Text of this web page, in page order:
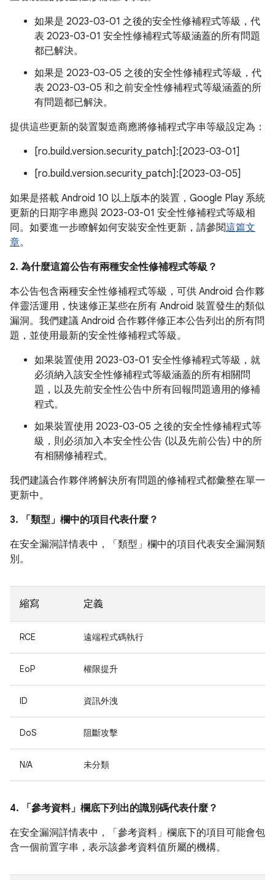
如果是 2023-03-01 之後的安全性修補程式等級，代
表 2023-03-01 安全性修補程式等級涵蓋的所有問題
都已解決。
如果是 2023-03-05 之後的安全性修補程式等級，代
表 2023-03-05 和之前安全性修補程式等級涵蓋的所
有問題都已解決。
提供這些更新的裝置製造商應將修補程式字串等級設定為：
[ro.build.version.security_patch]:[2023-03-01]
[ro.build.version.security_patch]:[2023-03-05]
如果是搭載 Android 10 以上版本的裝置，Google Play 系統
更新的日期字串應與 2023-03-01 安全性修補程式等級相
同。如要進一步瞭解如何安裝安全性更新，請參閱這篇文
章。
2. 為什麼這篇公告有兩種安全性修補程式等級？
本公告包含兩種安全性修補程式等級，可供 Android 合作夥
伴靈活運用，快速修正某些在所有 Android 裝置發生的類似
漏洞。我們建議 Android 合作夥伴修正本公告列出的所有問
題，並使用最新的安全性修補程式等級。
如果裝置使用 2023-03-01 安全性修補程式等級，就
必須納入該安全性修補程式等級涵蓋的所有相關問
題，以及先前安全性公告中所有回報問題適用的修補
程式。
如果裝置使用 2023-03-05 之後的安全性修補程式等
級，則必須加入本安全性公告 (以及先前公告) 中的所
有相關修補程式。
我們建議合作夥伴將解決所有問題的修補程式都彙整在單一
更新中。
3. 「類型」 欄中的項目代表什麼？
在安全漏洞詳情表中，「類型」 欄中的項目代表安全漏洞類
別。
縮寫 定義
RCE 遠端程式碼執行
EoP 權限提升
ID 資訊外洩
DoS 阻斷攻擊
N/A 未分類
4. 「參考資料」 欄底下列出的識別碼代表什麼？
在安全漏洞詳情表中，「參考資料」 欄底下的項目可能會包
含一個前置字串，表示該參考資料值所屬的機構。